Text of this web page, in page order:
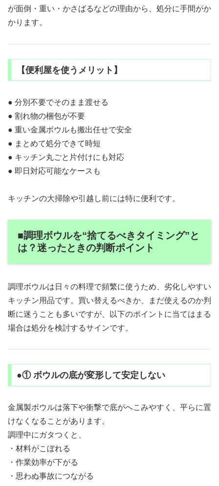
が面倒・重い・かさばるなどの理由から、処分に手間がか
かります。
【便利屋を使うメリット】
● 分別不要でそのまま渡せる
● 割れ物の梱包が不要
● 重い金属ボウルも搬出任せで安全
● まとめて処分できて時短
● キッチン丸ごと片付けにも対応
● 即日対応可能なケースも
キッチンの大掃除や引越し前には特に便利です。
■調理ボウルを“捨てるべきタイミング”と
は？迷ったときの判断ポイント
調理ボウルは日々の料理で頻繁に使うため、劣化しやすい
キッチン用品です。買い替えるべきか、まだ使えるのか判
断に迷うことも多いですが、以下のポイントに当てはまる
場合は処分を検討するサインです。
●① ボウルの底が変形して安定しない
金属製ボウルは落下や衝撃で底がへこみやすく、平らに置
けなくなることがあります。
調理中にガタつくと、
・材料がこぼれる
・作業効率が下がる
・思わぬ事故につながる